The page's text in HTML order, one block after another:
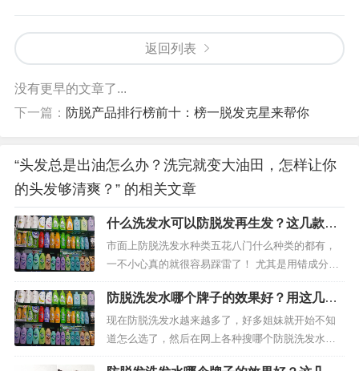
返回列表
没有更早的文章了...
下一篇： 防脱产品排行榜前十：榜一脱发克星来帮你
“头发总是出油怎么办？洗完就变大油田，怎样让你
的头发够清爽？” 的相关文章
什么洗发水可以防脱发再生发？这几款平
价有效！
市面上防脱洗发水种类五花八门什么种类的都有，
一不小心真的就很容易踩雷了！ 尤其是用错成分也
真的会烂头！ 所以大家在选防脱洗发水的时候真的
要好好做功课，挑不到适合自己的洗发水只会越洗
越秃，越洗掉头发越多！ 为了让姐妹们在选洗发水
上能少踩...
防脱洗发水哪个牌子的效果好？用这几款
防脱生发很轻松！
现在防脱洗发水越来越多了，好多姐妹就开始不知
道怎么选了，然后在网上各种搜哪个防脱洗发水
好，结果买到家全部踩雷！ 作为一个踩过雷的我来